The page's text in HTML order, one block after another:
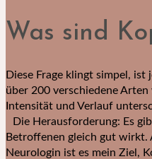
Was sind
Diese Frage klingt simpel, ist
über 200 verschiedene Arten
Intensität und Verlauf
Die Herausforderung: Es
Betroffenen gleich gut wirkt.
Neurologin ist es mein Ziel,